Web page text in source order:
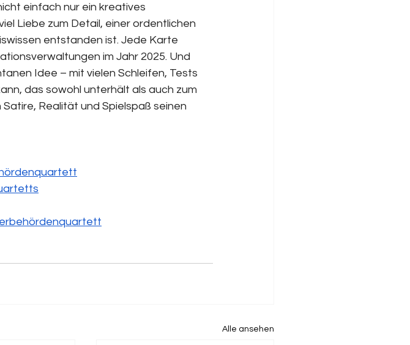
einfach nur ein kreatives
Liebe zum Detail, einer ordentlichen
entstanden ist. Jede Karte
im Jahr 2025. Und
Idee – mit vielen Schleifen, Tests
das sowohl unterhält als auch zum
Realität und Spielspaß seinen
Alle ansehen